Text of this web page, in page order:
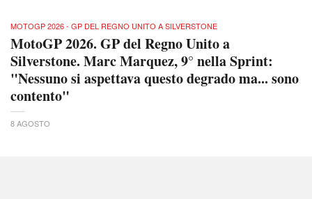
MOTOGP 2026 - GP DEL REGNO UNITO A SILVERSTONE
MotoGP 2026. GP del Regno Unito a
Silverstone. Marc Marquez, 9° nella Sprint:
"Nessuno si aspettava questo degrado ma... sono
contento"
8 AGOSTO